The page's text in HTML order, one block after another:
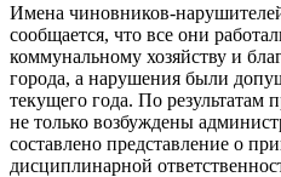
Имена чиновников-
сообщается, что все они
коммунальному хозяйству и
города, а нарушения были
текущего года. По результатам
не только возбуждены
составлено представление о
дисциплинарной